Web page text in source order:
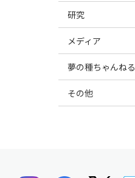
研究
メディア
夢の種ちゃんねる
その他